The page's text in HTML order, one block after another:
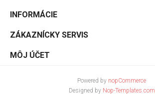
INFORMÁCIE
ZÁKAZNÍCKY SERVIS
MÔJ ÚČET
Powered by nopCommerce
Designed by Nop-Templates.com